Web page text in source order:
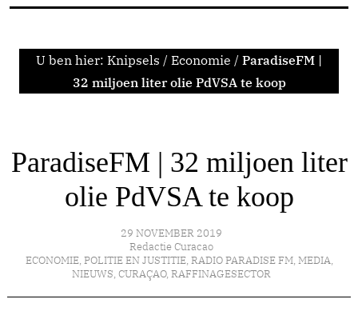
U ben hier: Knipsels / Economie / ParadiseFM |
32 miljoen liter olie PdVSA te koop
ParadiseFM | 32 miljoen liter
olie PdVSA te koop
29 NOVEMBER 2019
Redactie Curacao
ECONOMIE, POLITIE EN JUSTITIE, RADIO PARADISE FM, MEDIA,
NIEUWS, CURAÇAO, RAFFINAGESECTOR